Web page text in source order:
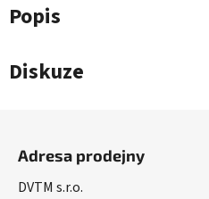
Popis
Diskuze
Adresa prodejny
DVTM s.r.o.